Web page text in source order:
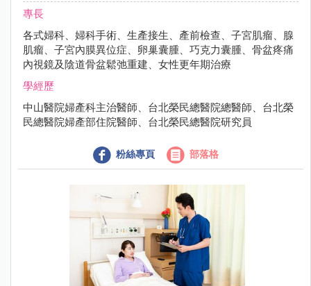
專長
各式婦科、婦科手術、生產接生、產前檢查、子宮肌瘤、腺
肌瘤、子宮內膜異位症、卵巢囊腫、巧克力囊腫、骨盆疼痛
內視鏡及陰道骨盆鬆弛重建、女性更年期治療
學經歷
中山醫院婦產科主治醫師、台北榮民總醫院總醫師、台北榮
民總醫院婦產部住院醫師、台北榮民總醫院研究員
粉絲專頁 部落格